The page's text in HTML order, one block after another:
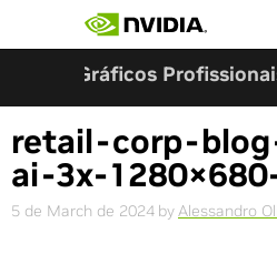
Gráficos
retail-corp-
ai-3x-
5 de March de 2024 by Alessandro